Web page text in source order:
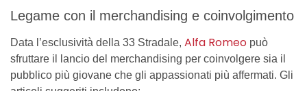
Legame con il merchandising e coinvolgimento
Data l’esclusività della 33 Stradale, Alfa Romeo può
sfruttare il lancio del merchandising per coinvolgere sia il
pubblico più giovane che gli appassionati più affermati. Gli